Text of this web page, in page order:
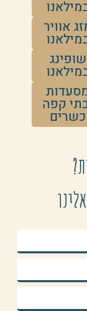
אוויר
שופינג
קפה
כשרים